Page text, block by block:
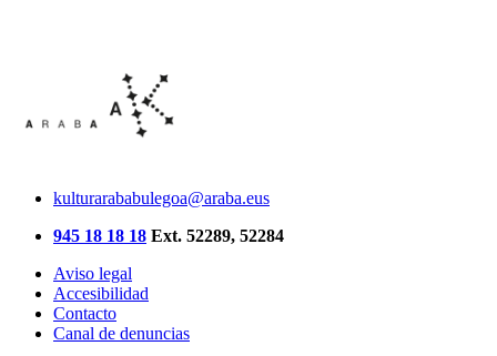
kulturarababulegoa@araba.eus
945 18 18 18 Ext. 52289, 52284
Aviso legal
Accesibilidad
Contacto
Canal de denuncias